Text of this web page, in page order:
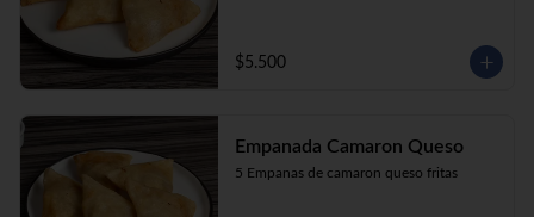
$5.500
Empanada Camaron Queso
5 Empanas de camaron queso fritas